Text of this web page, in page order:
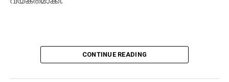
CONTINUE READING